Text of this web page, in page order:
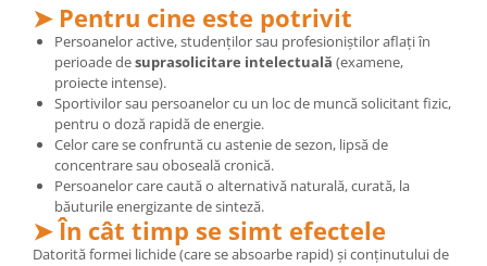
➤ Pentru cine este potrivit
Persoanelor active, studenților sau profesioniștilor aflați în
perioade desuprasolicitare intelectuală (examene,
proiecte intense).
Sportivilor sau persoanelor cu un loc de muncă solicitant fizic,
pentru o doză rapidă de energie.
Celor care se confruntă cu astenie de sezon, lipsă de
concentrare sau oboseală cronică.
Persoanelor care caută o alternativă naturală, curată, la
băuturile energizante de sinteză.
➤ În cât timp se simt efectele
Datorită formei lichide (care se absoarbe rapid) și conținutului de